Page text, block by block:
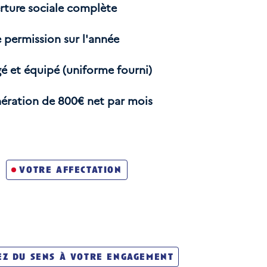
sociale complète
permission sur l'année
et équipé (uniforme fourni)
de 800€ net par mois
votre affectation
du sens à votre engagement